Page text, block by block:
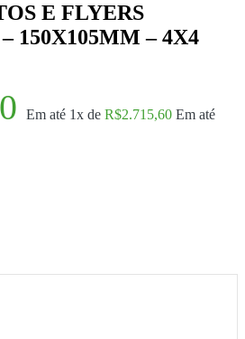
E FLYERS
150X105MM – 4X4
Em até 1x de R$2.715,60 Em até